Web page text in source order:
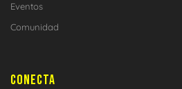
Eventos
Comunidad
CONECTA